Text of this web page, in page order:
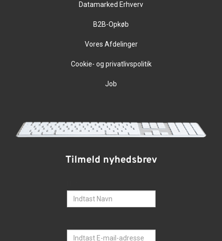
Datamarked Erhverv
B2B-Opkøb
Vores Afdelinger
Cookie- og privatlivspolitik
Job
Tilmeld nyhedsbrev